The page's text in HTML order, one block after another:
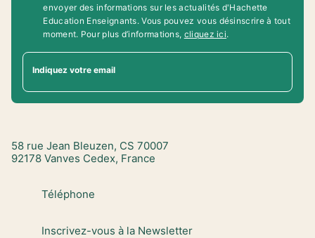
envoyer des informations sur les actualités d'Hachette
Education Enseignants. Vous pouvez vous désinscrire à tout
moment. Pour plus d’informations, cliquez ici.
Indiquez votre email
58 rue Jean Bleuzen, CS 70007
92178 Vanves Cedex, France
Téléphone
Inscrivez-vous à la Newsletter